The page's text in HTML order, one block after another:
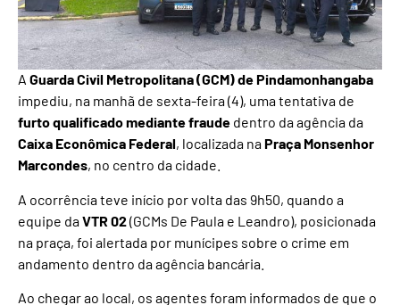
A Guarda Civil Metropolitana (GCM) de Pindamonhangaba
impediu, na manhã de sexta-feira (4), uma tentativa de
furto qualificado mediante fraude dentro da agência da
Caixa Econômica Federal, localizada naPraça Monsenhor
Marcondes, no centro da cidade.
A ocorrência teve início por volta das 9h50, quando a
equipe daVTR 02 (GCMs De Paula e Leandro), posicionada
na praça, foi alertada por munícipes sobre o crime em
andamento dentro da agência bancária.
Ao chegar ao local, os agentes foram informados de que o